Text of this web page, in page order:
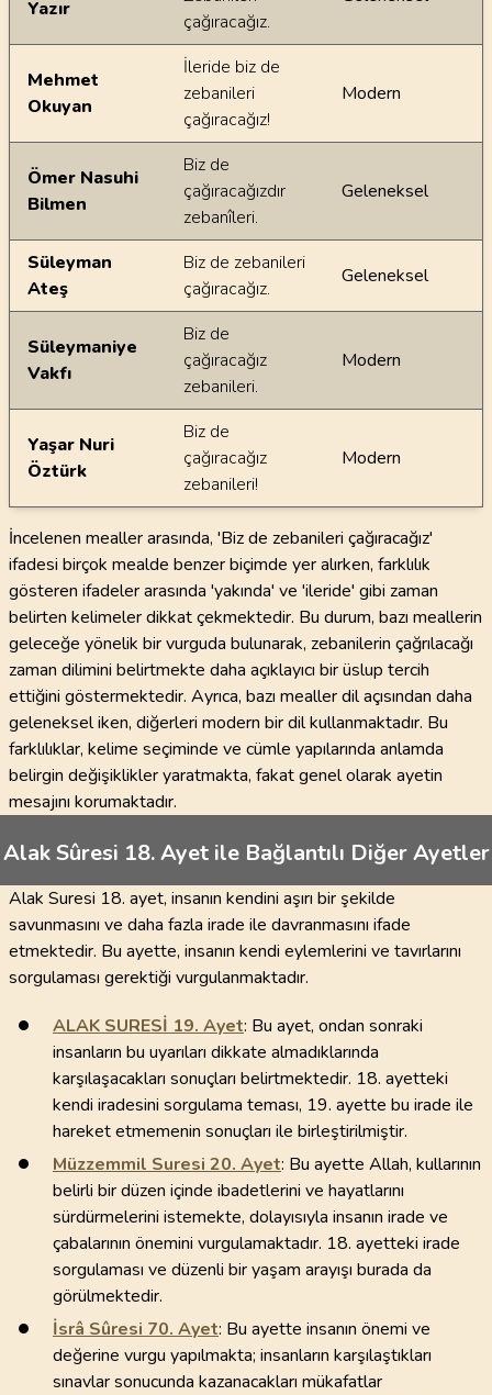
Yazır
çağıracağız.
Mehmet
Okuyan
İleride biz de
zebanileri
çağıracağız!
Modern
Ömer Nasuhi
Bilmen
Biz de
çağıracağızdır
zebanîleri.
Geleneksel
Süleyman
Ateş
Biz de zebanileri
çağıracağız.
Geleneksel
Süleymaniye
Vakfı
Biz de
çağıracağız
zebanileri.
Modern
Yaşar Nuri
Öztürk
Biz de
çağıracağız
zebanileri!
Modern
İncelenen mealler arasında, 'Biz de zebanileri çağıracağız'
ifadesi birçok mealde benzer biçimde yer alırken, farklılık
gösteren ifadeler arasında 'yakında' ve 'ileride' gibi zaman
belirten kelimeler dikkat çekmektedir. Bu durum, bazı meallerin
geleceğe yönelik bir vurguda bulunarak, zebanilerin çağrılacağı
zaman dilimini belirtmekte daha açıklayıcı bir üslup tercih
ettiğini göstermektedir. Ayrıca, bazı mealler dil açısından daha
geleneksel iken, diğerleri modern bir dil kullanmaktadır. Bu
farklılıklar, kelime seçiminde ve cümle yapılarında anlamda
belirgin değişiklikler yaratmakta, fakat genel olarak ayetin
mesajını korumaktadır.
Alak Sûresi 18. Ayet ile Bağlantılı Diğer Ayetler
Alak Suresi 18. ayet, insanın kendini aşırı bir şekilde
savunmasını ve daha fazla irade ile davranmasını ifade
etmektedir. Bu ayette, insanın kendi eylemlerini ve tavırlarını
sorgulaması gerektiği vurgulanmaktadır.
ALAK SURESİ 19. Ayet: Bu ayet, ondan sonraki
insanların bu uyarıları dikkate almadıklarında
karşılaşacakları sonuçları belirtmektedir. 18. ayetteki
kendi iradesini sorgulama teması, 19. ayette bu irade ile
hareket etmemenin sonuçları ile birleştirilmiştir.
Müzzemmil Suresi 20. Ayet: Bu ayette Allah, kullarının
belirli bir düzen içinde ibadetlerini ve hayatlarını
sürdürmelerini istemekte, dolayısıyla insanın irade ve
çabalarının önemini vurgulamaktadır. 18. ayetteki irade
sorgulaması ve düzenli bir yaşam arayışı burada da
görülmektedir.
İsrâ Sûresi 70. Ayet: Bu ayette insanın önemi ve
değerine vurgu yapılmakta; insanların karşılaştıkları
sınavlar sonucunda kazanacakları mükafatlar